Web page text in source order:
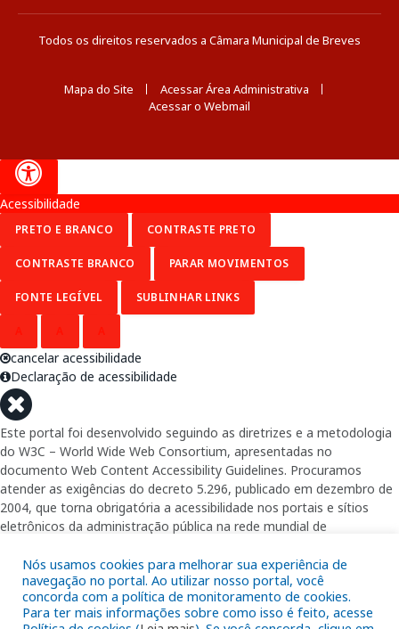
Todos os direitos reservados a Câmara Municipal de Breves
Mapa do Site
Acessar Área Administrativa
Acessar o Webmail
Nós usamos cookies para melhorar sua experiência de
navegação no portal. Ao utilizar nosso portal, você
concorda com a política de monitoramento de cookies.
Para ter mais informações sobre como isso é feito, acesse
Acessibilidade
PRETO E BRANCO CONTRASTE PRETO
CONTRASTE BRANCO PARAR MOVIMENTOS
FONTE LEGÍVEL SUBLINHAR LINKS
cancelar acessibilidade
Declaração de acessibilidade
Este portal foi desenvolvido seguindo as diretrizes e a metodologia
do W3C – World Wide Web Consortium, apresentadas no
documento Web Content Accessibility Guidelines. Procuramos
atender as exigências do decreto 5.296, publicado em dezembro de
2004, que torna obrigatória a acessibilidade nos portais e sítios
eletrônicos da administração pública na rede mundial de
garantindo-lhes o pleno acesso aos conteúdos disponíveis.
Além de validações automáticas, foram realizados testes em
diversos navegadores e através do utilitário de acesso a Internet do